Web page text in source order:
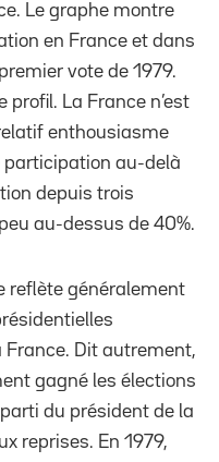
Le graphe montre
en France et dans
vote de 1979.
profil. La France n’est
enthousiasme
participation au-delà
depuis trois
au-dessus de 40%.
reflète généralement
France. Dit autrement,
gagné les élections
du président de la
reprises. En 1979,